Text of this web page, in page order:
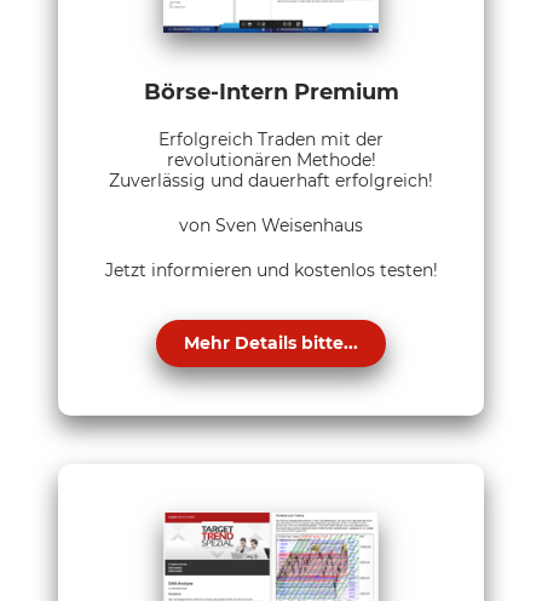
Börse-Intern Premium
Erfolgreich Traden mit der
revolutionären Methode!
Zuverlässig und dauerhaft erfolgreich!
von Sven Weisenhaus
Jetzt informieren und kostenlos testen!
Mehr Details bitte...